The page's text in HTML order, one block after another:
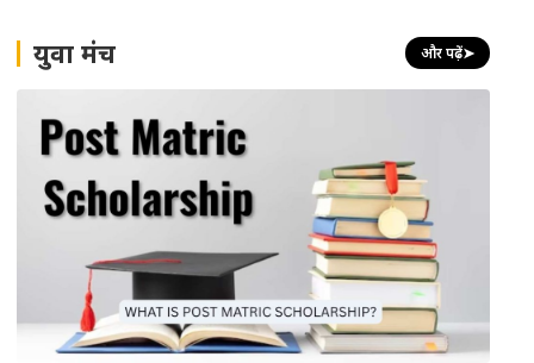
युवा मंच और पढ़ें➤